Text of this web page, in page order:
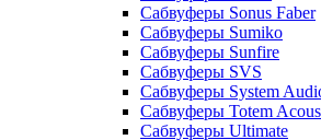
Сабвуферы Sonus Faber
Сабвуферы Sumiko
Сабвуферы Sunfire
Сабвуферы SVS
Сабвуферы System
Сабвуферы Totem
Сабвуферы Ultimate